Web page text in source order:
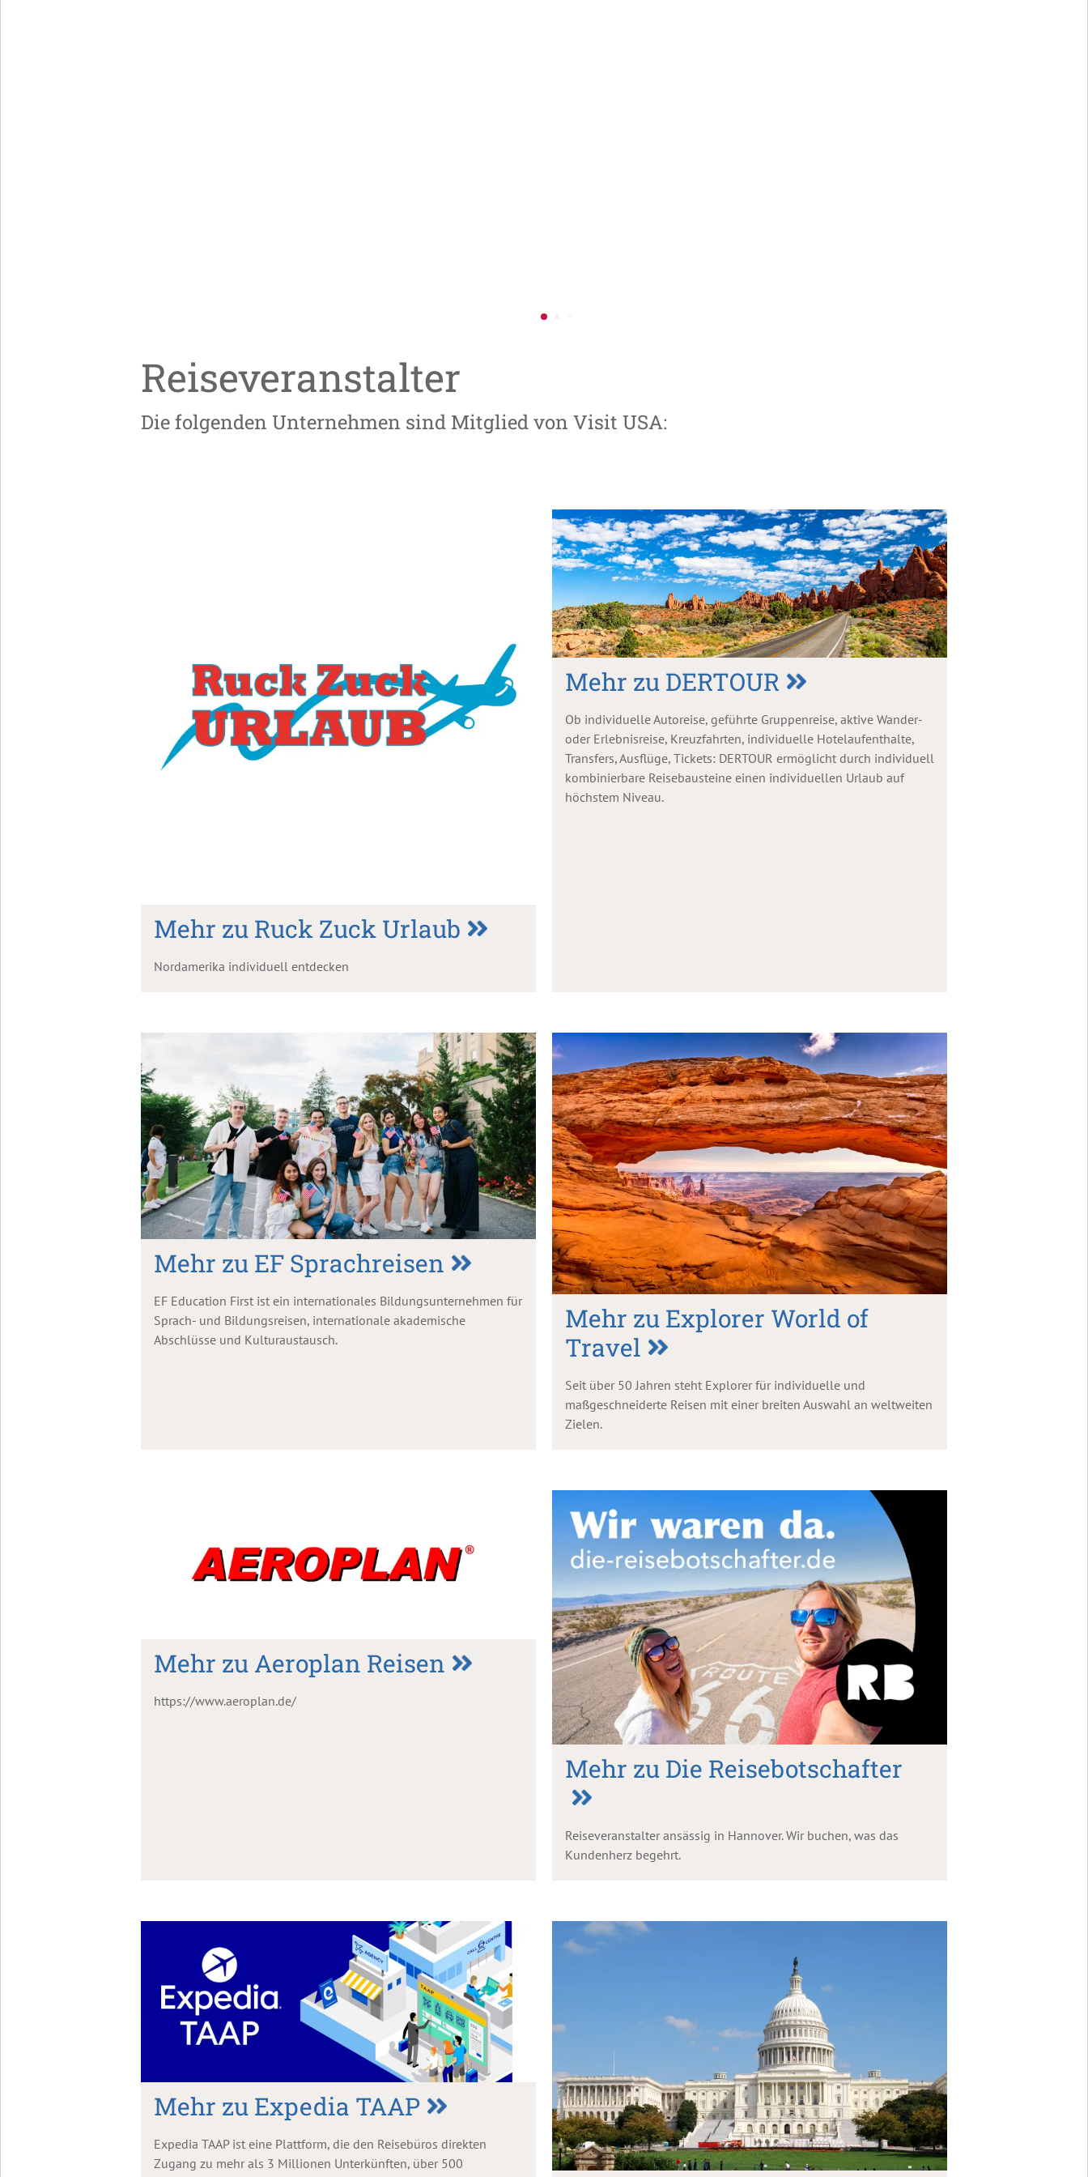
Reiseveranstalter
Die folgenden Unternehmen sind Mitglied von Visit USA:
Mehr zu Ruck Zuck Urlaub
Nordamerika individuell entdecken
Mehr zu DERTOUR
Ob individuelle Autoreise, geführte Gruppenreise, aktive Wander-
oder Erlebnisreise, Kreuzfahrten, individuelle Hotelaufenthalte,
Transfers, Ausflüge, Tickets: DERTOUR ermöglicht durch individuell
kombinierbare Reisebausteine einen individuellen Urlaub auf
höchstem Niveau.
Mehr zu EF Sprachreisen
EF Education First ist ein internationales Bildungsunternehmen für
Sprach- und Bildungsreisen, internationale akademische
Abschlüsse und Kulturaustausch.
Mehr zu Explorer World of
Travel
Seit über 50 Jahren steht Explorer für individuelle und
maßgeschneiderte Reisen mit einer breiten Auswahl an weltweiten
Zielen.
Mehr zu Aeroplan Reisen
https://www.aeroplan.de/
Mehr zu Die Reisebotschafter
Reiseveranstalter ansässig in Hannover. Wir buchen, was das
Kundenherz begehrt.
Mehr zu Expedia TAAP
Expedia TAAP ist eine Plattform, die den Reisebüros direkten
Zugang zu mehr als 3 Millionen Unterkünften, über 500